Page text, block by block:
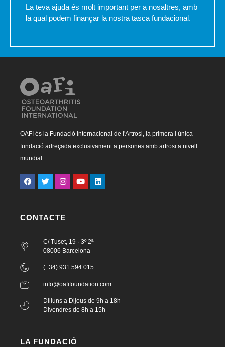
La teva ajuda és molt important per a nosaltres, amb
la qual podem finançar la nostra tasca fundacional.
OAFI és la Fundació Internacional de l'Artrosi, la primera i única
fundació adreçada exclusivament a persones amb artrosi a nivell
mundial.
CONTACTE
C/ Tuset, 19 · 3º 2ª
08006 Barcelona
(+34) 931 594 015
info@oafifoundation.com
Dilluns a Dijous de 9h a 18h
Divendres de 8h a 15h
LA FUNDACIÓ